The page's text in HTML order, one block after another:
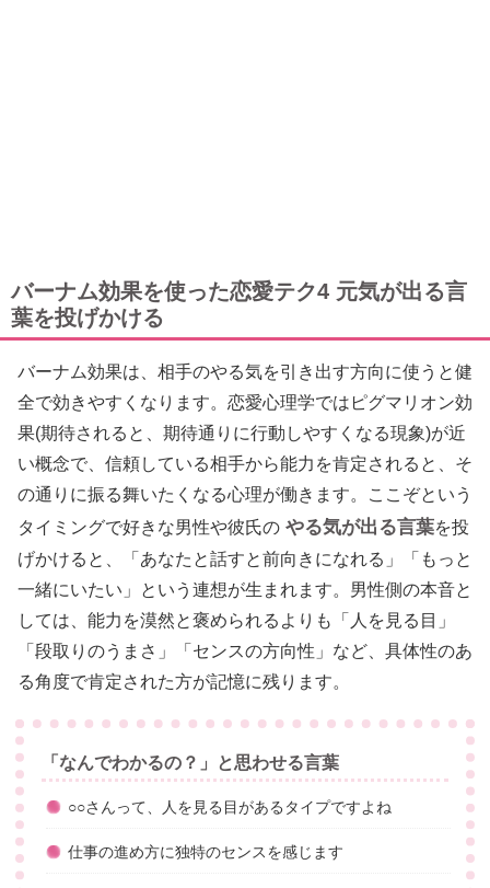
バーナム効果を使った恋愛テク4 元気が出る言
葉を投げかける
バーナム効果は、相手のやる気を引き出す方向に使うと健
全で効きやすくなります。恋愛心理学ではピグマリオン効
果(期待されると、期待通りに行動しやすくなる現象)が近
い概念で、信頼している相手から能力を肯定されると、そ
の通りに振る舞いたくなる心理が働きます。ここぞという
タイミングで好きな男性や彼氏の やる気が出る言葉を投
げかけると、「あなたと話すと前向きになれる」「もっと
一緒にいたい」という連想が生まれます。男性側の本音と
しては、能力を漠然と褒められるよりも「人を見る目」
「段取りのうまさ」「センスの方向性」など、具体性のあ
る角度で肯定された方が記憶に残ります。
「なんでわかるの？」と思わせる言葉
○○さんって、人を見る目があるタイプですよね
仕事の進め方に独特のセンスを感じます